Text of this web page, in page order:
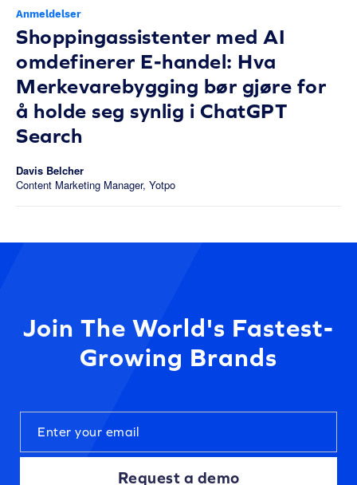
Anmeldelser
Shoppingassistenter med AI
omdefinerer E-handel: Hva
Merkevarebygging bør gjøre for
å holde seg synlig i ChatGPT
Search
Davis Belcher
Content Marketing Manager, Yotpo
Join The World's Fastest-
Growing Brands
Request a demo